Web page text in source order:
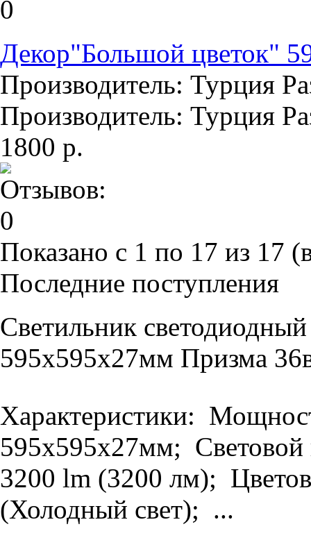
Декор"Большой цветок"
Производитель: Турция
Производитель: Турция
1800 р.
Показано с 1 по 17 из 17
Последние поступления
Светильник
595х595х27мм Призма
Характеристики:
595х595х27мм; Световой
3200 lm (3200 лм);
(Холодный свет); ...